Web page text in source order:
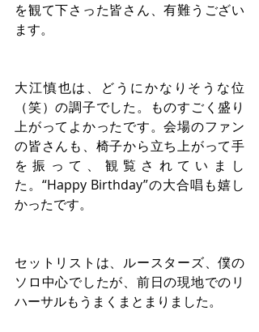
を観て下さった皆さん、有難うござい
ます。
大江慎也は、どうにかなりそうな位
（笑）の調子でした。ものすごく盛り
上がってよかったです。会場のファン
の皆さんも、椅子から立ち上がって手
を振って、観覧されていまし
た。“Happy Birthday”の大合唱も嬉し
かったです。
セットリストは、ルースターズ、僕の
ソロ中心でしたが、前日の現地でのリ
ハーサルもうまくまとまりました。